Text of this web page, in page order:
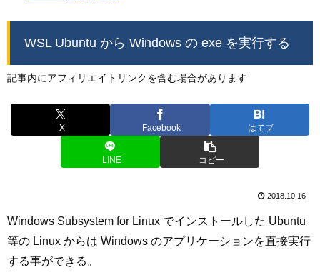
WSL Ubuntu から Windows の exe を実行する
記事内にアフィリエイトリンクを含む場合があります
X Facebook はてブ
LINE コピー
2018.10.16
Windows Subsystem for Linux でインストールした Ubuntu
等の Linux からは Windows のアプリケーションを直接実行
する事ができる。